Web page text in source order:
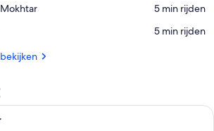
‪5 min rijden‬
‪5 min rijden‬
Een hotelkamer met een bed, een